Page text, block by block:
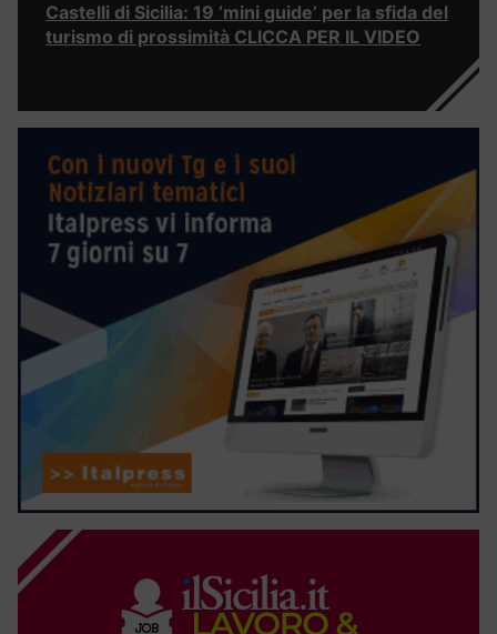
Castelli di Sicilia: 19 ‘mini guide’ per la sfida del
turismo di prossimità CLICCA PER IL VIDEO